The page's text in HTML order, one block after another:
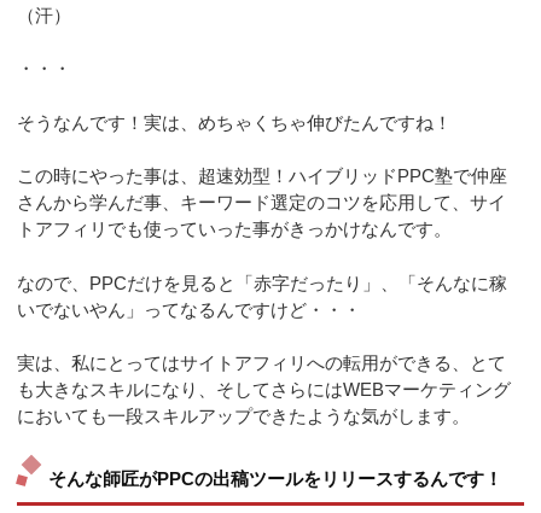
（汗）
・・・
そうなんです！実は、めちゃくちゃ伸びたんですね！
この時にやった事は、超速効型！ハイブリッドPPC塾で仲座
さんから学んだ事、キーワード選定のコツを応用して、サイ
トアフィリでも使っていった事がきっかけなんです。
なので、PPCだけを見ると「赤字だったり」、「そんなに稼
いでないやん」ってなるんですけど・・・
実は、私にとってはサイトアフィリへの転用ができる、とて
も大きなスキルになり、そしてさらにはWEBマーケティング
においても一段スキルアップできたような気がします。
そんな師匠がPPCの出稿ツールをリリースするんです！